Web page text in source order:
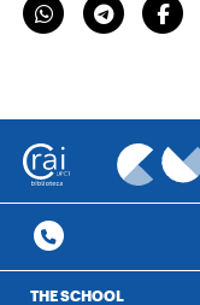
THE SCHOOL